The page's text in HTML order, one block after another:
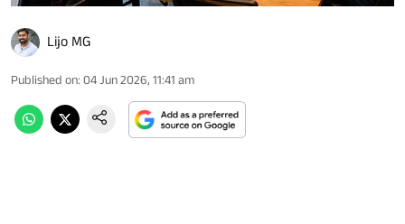
Lijo MG
Published on: 04 Jun 2026, 11:41 am